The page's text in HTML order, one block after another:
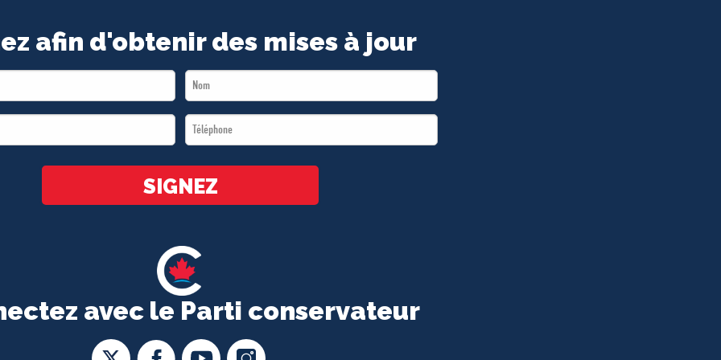
avec le Parti conservateur
afin d'obtenir des mises à jour
Last
Name
Téléphone
*
SIGNEZ